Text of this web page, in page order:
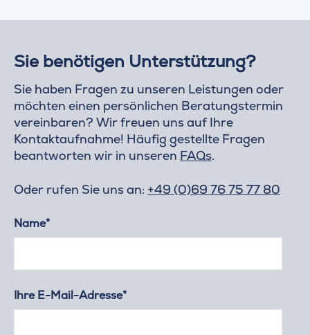
Sie benötigen Unterstützung?
Sie haben Fragen zu unseren Leistungen oder
möchten einen persönlichen Beratungstermin
vereinbaren? Wir freuen uns auf Ihre
Kontaktaufnahme! Häufig gestellte Fragen
beantworten wir in unseren FAQs.
Oder rufen Sie uns an: +49 (0)69 76 75 77 80
Name*
Ihre E-Mail-Adresse*